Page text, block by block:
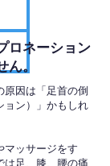
ロネーション
ん。
原因は「足首の倒
ョン）」かもしれ
マッサージをす
は足、膝、腰の痛